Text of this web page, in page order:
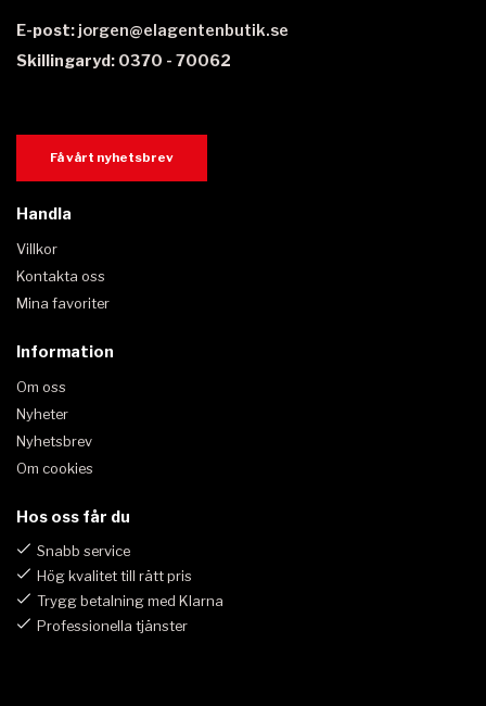
E-post: jorgen@elagentenbutik.se
Skillingaryd: 0370 - 70062
Få vårt nyhetsbrev
Handla
Villkor
Kontakta oss
Mina favoriter
Information
Om oss
Nyheter
Nyhetsbrev
Om cookies
Hos oss får du
Snabb service
Hög kvalitet till rätt pris
Trygg betalning med Klarna
Professionella tjänster